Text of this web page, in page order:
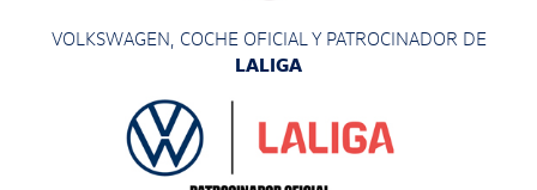
VOLKSWAGEN, COCHE OFICIAL Y PATROCINADOR DE
LALIGA